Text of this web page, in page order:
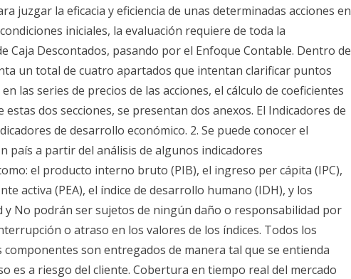
juzgar la eficacia y eficiencia de unas determinadas acciones en
iniciales, la evaluación requiere de toda la
Caja Descontados, pasando por el Enfoque Contable. Dentro de
un total de cuatro apartados que intentan clarificar puntos
las series de precios de las acciones, el cálculo de coeficientes
estas dos secciones, se presentan dos anexos. El Indicadores de
de desarrollo económico. 2. Se puede conocer el
país a partir del análisis de algunos indicadores
el producto interno bruto (PIB), el ingreso per cápita (IPC),
activa (PEA), el índice de desarrollo humano (IDH), y los
y No podrán ser sujetos de ningún daño o responsabilidad por
o atraso en los valores de los índices. Todos los
componentes son entregados de manera tal que se entienda
es a riesgo del cliente. Cobertura en tiempo real del mercado